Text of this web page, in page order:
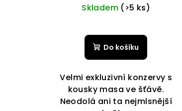
Skladem (>5 ks)
Do košíku
Velmi exkluzivní konzervy s
kousky masa ve šťávě.
Neodolá ani ta nejmlsnější